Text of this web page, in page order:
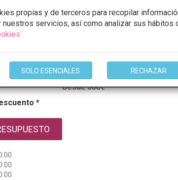
propias y de terceros para recopilar
nuestros servicios, así como analizar sus hábitos
SOLO ESENCIALES RECHAZAR
& FINANCIACIÓN A MEDIDA
Desde 500€
*